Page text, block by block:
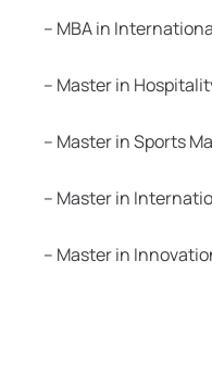
– MBA in
– Master in
– Master in Sports
– Master in
– Master in